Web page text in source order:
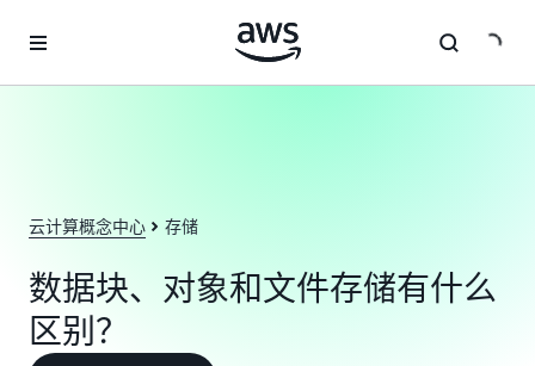
云计算概念中心 存储
数据块、对象和文件存储有什么
区别？